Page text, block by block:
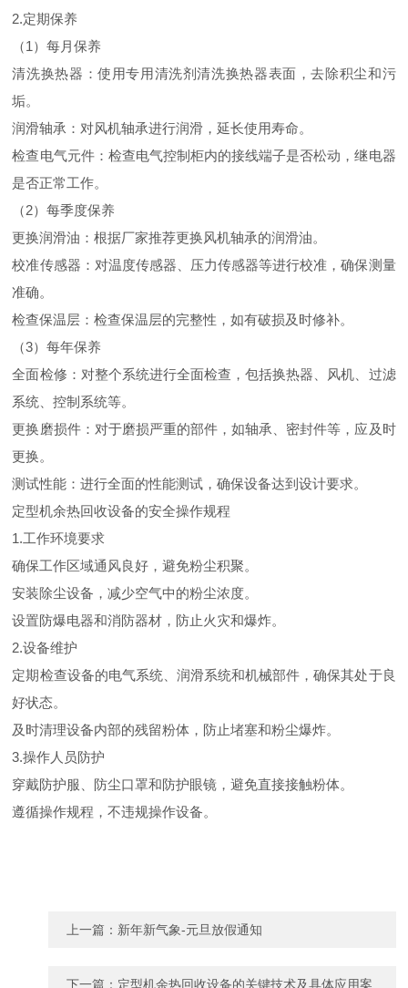
2.定期保养
（1）每月保养
清洗换热器：使用专用清洗剂清洗换热器表面，去除积尘和污
垢。
润滑轴承：对风机轴承进行润滑，延长使用寿命。
检查电气元件：检查电气控制柜内的接线端子是否松动，继电器
是否正常工作。
（2）每季度保养
更换润滑油：根据厂家推荐更换风机轴承的润滑油。
校准传感器：对温度传感器、压力传感器等进行校准，确保测量
准确。
检查保温层：检查保温层的完整性，如有破损及时修补。
（3）每年保养
全面检修：对整个系统进行全面检查，包括换热器、风机、过滤
系统、控制系统等。
更换磨损件：对于磨损严重的部件，如轴承、密封件等，应及时
更换。
测试性能：进行全面的性能测试，确保设备达到设计要求。
定型机余热回收设备的安全操作规程
1.工作环境要求
确保工作区域通风良好，避免粉尘积聚。
安装除尘设备，减少空气中的粉尘浓度。
设置防爆电器和消防器材，防止火灾和爆炸。
2.设备维护
定期检查设备的电气系统、润滑系统和机械部件，确保其处于良
好状态。
及时清理设备内部的残留粉体，防止堵塞和粉尘爆炸。
3.操作人员防护
穿戴防护服、防尘口罩和防护眼镜，避免直接接触粉体。
遵循操作规程，不违规操作设备。
上一篇： 新年新气象-元旦放假通知
下一篇： 定型机余热回收设备的关键技术及具体应用案